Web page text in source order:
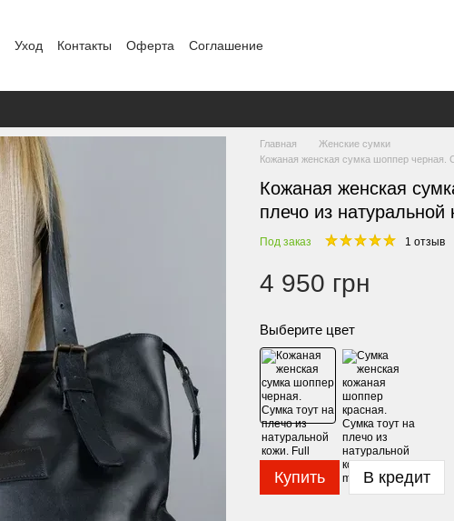
Уход Контакты Оферта Соглашение
Главная
Женские сумки
Кожаная женская сумка шоппер черная.
Кожаная женская
плечо из
Под заказ 1 отзыв
4 950 грн
Выберите цвет
Купить В кредит